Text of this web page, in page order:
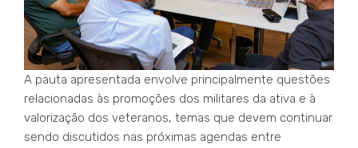
A pauta apresentada envolve principalmente questões
relacionadas às promoções dos militares da ativa e à
valorização dos veteranos, temas que devem continuar
sendo discutidos nas próximas agendas entre